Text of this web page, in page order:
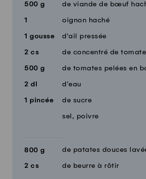
500 g de viande de bœuf
1 oignon haché
1 gousse d'ail pressée
2 cs de concentré de
500 g de tomates pelées en
2 dl d'eau
1 pincée de sucre
sel, poivre
800 g de patates douces
2 cs de beurre à rôtir